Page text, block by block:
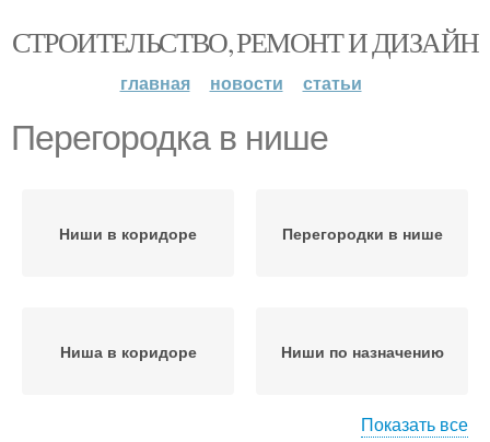
СТРОИТЕЛЬСТВО, РЕМОНТ И ДИЗАЙН
главная новости статьи
Перегородка в нише
Ниши в коридоре Перегородки в нише
Ниша в коридоре Ниши по назначению
Показать все